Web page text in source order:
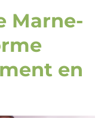
Marne-
en